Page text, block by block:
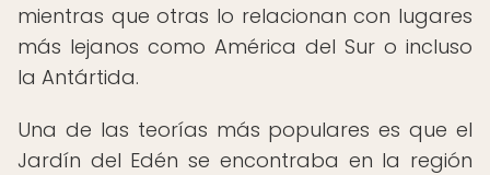
mientras que otras lo relacionan con lugares
más lejanos como América del Sur o incluso
la Antártida.
Una de las teorías más populares es que el
Jardín del Edén se encontraba en la región